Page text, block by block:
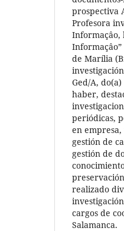
prospectiva
Profesora
Informaçâo,
Informaçâo”
de Marília
Ged/A,
haber,
periódicas,
en
gestión de
gestión de
realizado
cargos de
Salamanca.